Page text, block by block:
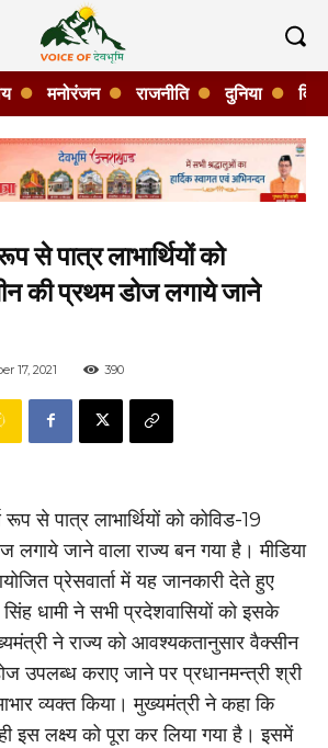
मनोरंजन राजनीति दुनिया
से पात्र लाभार्थियों को
की प्रथम डोज लगाये जाने
17, 2021 390
रूप से पात्र लाभार्थियों को कोविड-19
लगाये जाने वाला राज्य बन गया है। मीडिया
प्रेसवार्ता में यह जानकारी देते हुए
धामी ने सभी प्रदेशवासियों को इसके
ने राज्य को आवश्यकतानुसार वैक्सीन
उपलब्ध कराए जाने पर प्रधानमन्त्री श्री
व्यक्त किया। मुख्यमंत्री ने कहा कि
इस लक्ष्य को पूरा कर लिया गया है। इसमें